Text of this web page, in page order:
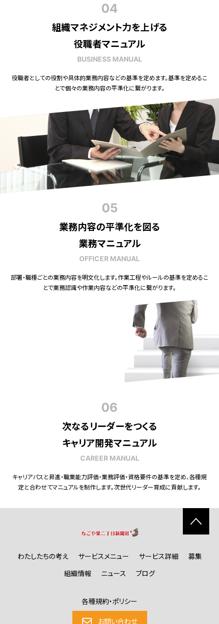
04
組織マネジメント力を上げる
役職者マニュアル
BUSINESS MANUAL
役職者としての役割や具体的業務内容などの基準を定めます。基準を定めるこ
とで個々の業務内容の平準化に繋がります。
05
業務内容の平準化を図る
業務マニュアル
OFFICER MANUAL
部署・職種ごとの業務内容を明文化します。作業工程やルールの基準を定めるこ
とで業務認識や作業内容などの平準化に繋がります。
06
次なるリーダーをつくる
キャリア開発マニュアル
CAREER MANUAL
キャリアパスと昇進・職業能力評価・業務評価・資格要件の基準を定め、各種規
定と合わせてマニュアルを制作します。次世代リーダー育成に貢献します。
わたしたちの考え サービスメニュー サービス詳細 募集
組織情報 ニュース ブログ
各種規約・ポリシー
お問い合わせ